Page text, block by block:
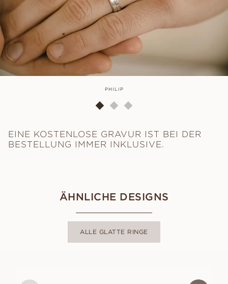
PHILIP
EINE KOSTENLOSE GRAVUR IST BEI DER
BESTELLUNG IMMER INKLUSIVE.
ÄHNLICHE DESIGNS
ALLE GLATTE RINGE